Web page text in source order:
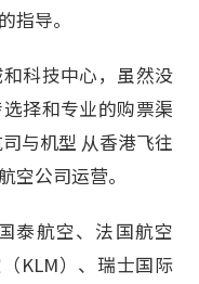
指导。
科技中心，虽然没
择和专业的购票渠
与机型 从香港飞往
空公司运营。
泰航空、法国航空
KLM）、瑞士国际